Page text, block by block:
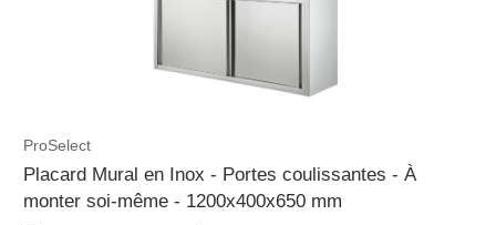
ProSelect
Placard Mural en Inox - Portes coulissantes - À
monter soi-même - 1200x400x650 mm